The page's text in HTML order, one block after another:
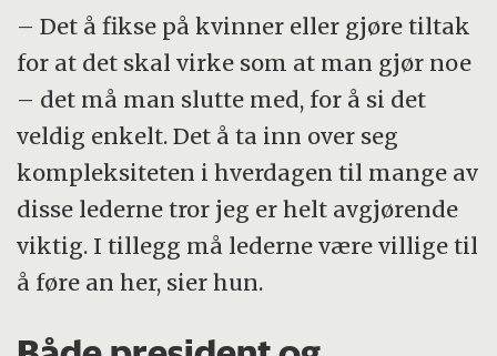
– Det å fikse på kvinner eller gjøre tiltak
for at det skal virke som at man gjør noe
– det må man slutte med, for å si det
veldig enkelt. Det å ta inn over seg
kompleksiteten i hverdagen til mange av
disse lederne tror jeg er helt avgjørende
viktig. I tillegg må lederne være villige til
å føre an her, sier hun.